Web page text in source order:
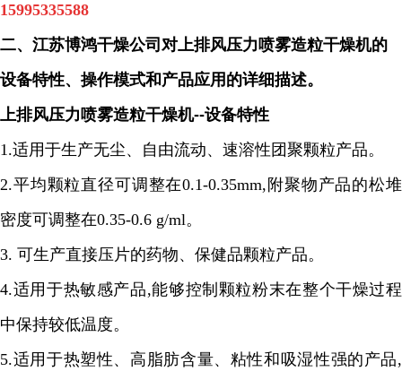
15995335588
二、 江苏博鸿干燥公司对上排风压力喷雾造粒干燥机的
设备特性、操作模式和产品应用的详细描述。
上排风压力喷雾造粒干燥机--设备特性
1.适用于生产无尘、自由流动、速溶性团聚颗粒产品。
2.平均颗粒直径可调整在0.1-0.35mm, 附聚物产品的松堆
密度可调整在0.35-0.6 g/ml。
3. 可生产直接压片的药物、保健品颗粒产品。
4.适用于热敏感产品,能够控制颗粒粉末在整个干燥过程
中保持较低温度。
5.适用于热塑性、高脂肪含量、粘性和吸湿性强的产品,